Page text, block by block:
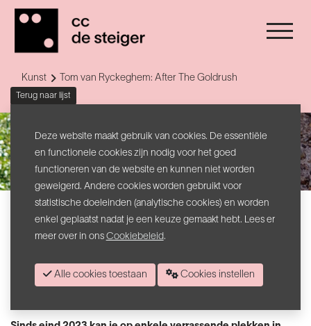
Kunst Tom van Ryckeghem: After The Goldrush
Terug naar lijst
Tom van Ryckeghem
After The Goldrush
KLIK HIER OM ALLE LOCATIES TE
ONTDEKKEN.
Deze website maakt gebruik van cookies. De essentiële
en functionele cookies zijn nodig voor het goed
functioneren van de website en kunnen niet worden
geweigerd. Andere cookies worden gebruikt voor
statistische doeleinden (analytische cookies) en worden
enkel geplaatst nadat je een keuze gemaakt hebt. Lees er
meer over in ons Cookiebeleid.
Alle cookies toestaan Cookies instellen